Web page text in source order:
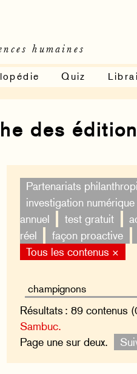
humaines
Quiz
des
Partenariats
investigation numérique
annuel
test gratuit
réel
façon proactive
Tous les contenus ×
Résultats : 89 contenus
Sambuc.
Page une sur deux.